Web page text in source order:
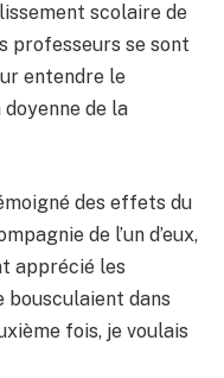
scolaire de
professeurs se sont
entendre le
de la
des effets du
de l’un d’eux,
apprécié les
bousculaient dans
fois, je voulais